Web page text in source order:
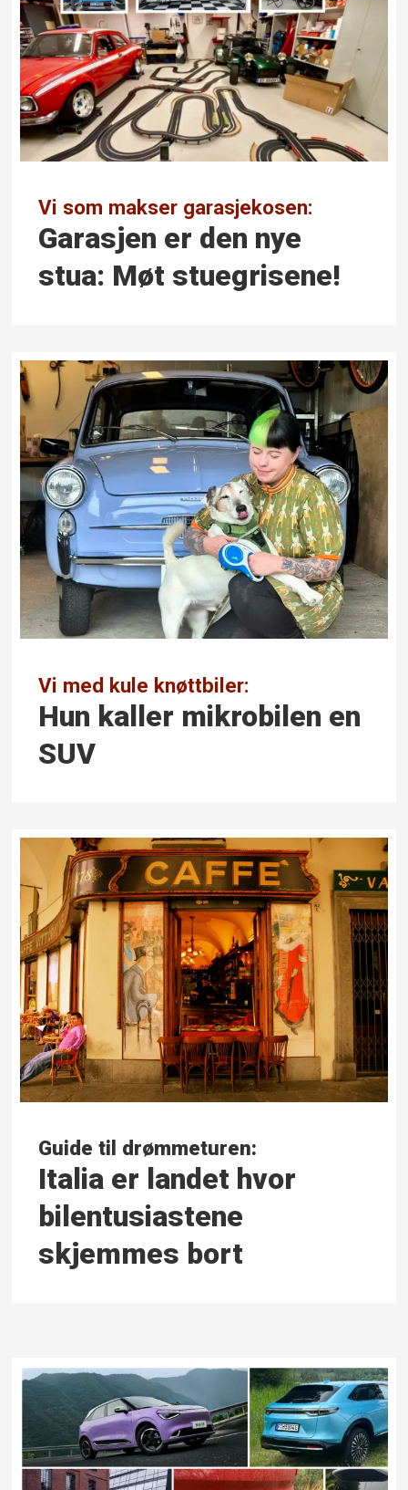
Vi som makser garasjekosen:
Garasjen er den nye
stua: Møt stue­grisene!
Vi med kule knøttbiler:
Hun kaller mikrobilen en
SUV
Guide til drømmeturen:
Italia er landet hvor
bilentusiastene
skjemmes bort